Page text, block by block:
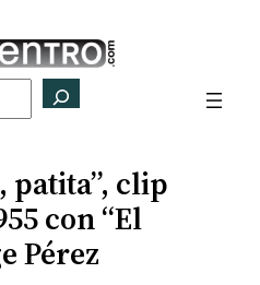
patita”, clip
con “El
Pérez